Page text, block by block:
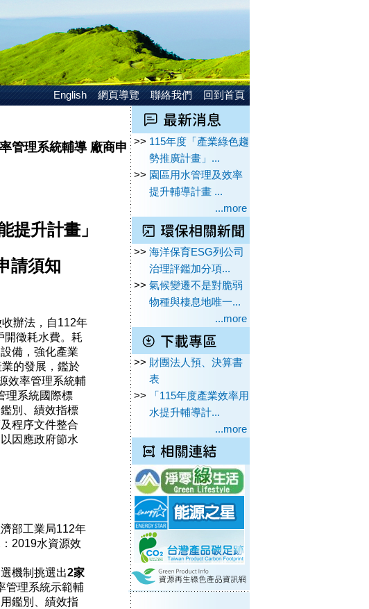
English 網頁導覽 聯絡我們 回到首頁
管理系統輔導 廠商申
提升計畫」
請須知
辦法，自112年
開徵耗水費。耗
備，強化產業
的發展，鑑於
效率管理系統輔
理系統國際標
別、績效指標
程序文件整合
因應政府節水
部工業局112年
2019水資源效
機制挑選出2家
管理系統示範輔
鑑別、績效指
>> 115年度「產業綠色趨
勢推廣計畫」...
>> 園區用水管理及效率
提升輔導計畫 ...
...more
>> 海洋保育ESG列公司
治理評鑑加分項...
>> 氣候變遷不是對脆弱
物種與棲息地唯一...
...more
>> 財團法人預、決算書
表
>>
「115年度產業效率用
水提升輔導計...
...more